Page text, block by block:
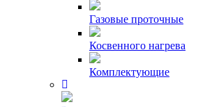
Газовые проточные
Косвенного нагрева
Комплектующие